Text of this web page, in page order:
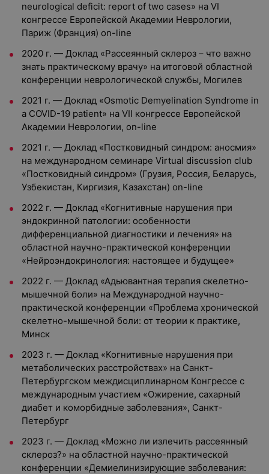
neurological deficit: report of two cases» на VI
конгрессе Европейской Академии Неврологии,
Париж (Франция) on-line
2020 г. — Доклад «Рассеянный склероз – что важно
знать практическому врачу» на итоговой областной
конференции неврологической службы, Могилев
2021 г. — Доклад «Osmotic Demyelination Syndrome in
a COVID-19 patient» на VII конгрессе Европейской
Академии Неврологии, on-line
2021 г. — Доклад «Постковидный синдром: аносмия»
на международном семинаре Virtual discussion club
«Постковидный синдром» (Грузия, Россия, Беларусь,
Узбекистан, Киргизия, Казахстан) on-line
2022 г. — Доклад «Когнитивные нарушения при
эндокринной патологии: особенности
дифференциальной диагностики и лечения» на
областной научно-практической конференции
«Нейроэндокринология: настоящее и будущее»
2022 г. — Доклад «Адьювантная терапия скелетно-
мышечной боли» на Международной научно-
практической конференции «Проблема хронической
скелетно-мышечной боли: от теории к практике,
Минск
2023 г. — Доклад «Когнитивные нарушения при
метаболических расстройствах» на Санкт-
Петербургском междисциплинарном Конгрессе с
международным участием «Ожирение, сахарный
диабет и коморбидные заболевания», Санкт-
Петербург
2023 г. — Доклад «Можно ли излечить рассеянный
склероз?» на областной научно-практической
конференции «Демиелинизирующие заболевания: